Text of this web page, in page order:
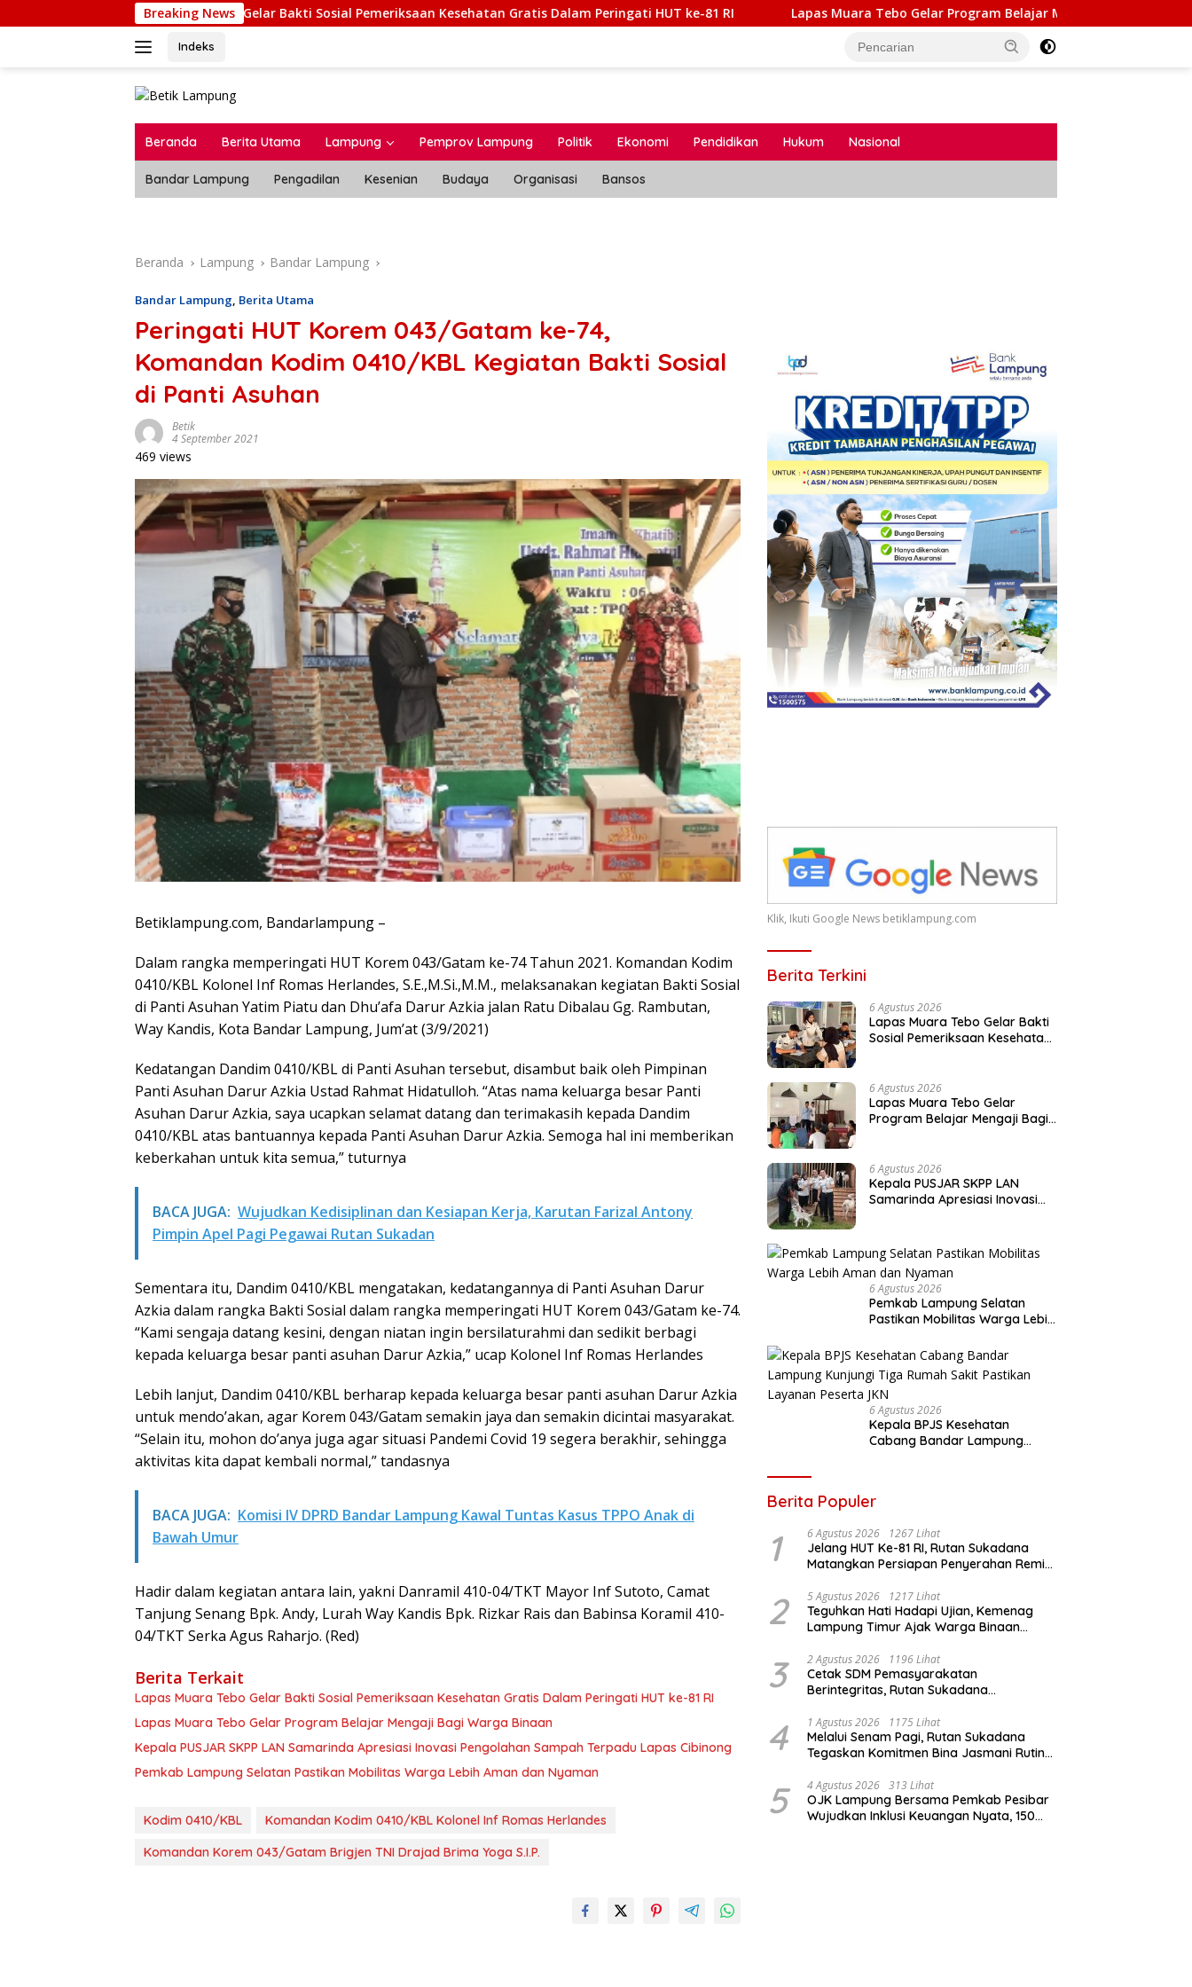
ke
Breaking News
Lapas Muara Tebo Gelar Bakti Sosial Pemeriksaan Kesehatan Gratis Dalam Peringati HUT ke-81 RI Lapas Muara Tebo Gelar Program Belajar Mengaji Bagi Warga Binaan
Indeks
Beranda Berita Utama Lampung Pemprov Lampung Politik Ekonomi Pendidikan Hukum Nasional
Bandar Lampung Pengadilan Kesenian Budaya Organisasi Bansos
Beranda Lampung Bandar Lampung
Bandar Lampung, Berita Utama
Peringati HUT Korem 043/Gatam ke-74,
Komandan Kodim 0410/KBL Kegiatan Bakti Sosial
di Panti Asuhan
Betik
4 September 2021
469 views
Betiklampung.com, Bandarlampung –
Dalam rangka memperingati HUT Korem 043/Gatam ke-74 Tahun 2021. Komandan Kodim
0410/KBL Kolonel Inf Romas Herlandes, S.E.,M.Si.,M.M., melaksanakan kegiatan Bakti Sosial
di Panti Asuhan Yatim Piatu dan Dhu’afa Darur Azkia jalan Ratu Dibalau Gg. Rambutan,
Way Kandis, Kota Bandar Lampung, Jum’at (3/9/2021)
Kedatangan Dandim 0410/KBL di Panti Asuhan tersebut, disambut baik oleh Pimpinan
Panti Asuhan Darur Azkia Ustad Rahmat Hidatulloh. “Atas nama keluarga besar Panti
Asuhan Darur Azkia, saya ucapkan selamat datang dan terimakasih kepada Dandim
0410/KBL atas bantuannya kepada Panti Asuhan Darur Azkia. Semoga hal ini memberikan
keberkahan untuk kita semua,” tuturnya
BACA JUGA: Wujudkan Kedisiplinan dan Kesiapan Kerja, Karutan Farizal Antony
Pimpin Apel Pagi Pegawai Rutan Sukadan
Sementara itu, Dandim 0410/KBL mengatakan, kedatangannya di Panti Asuhan Darur
Azkia dalam rangka Bakti Sosial dalam rangka memperingati HUT Korem 043/Gatam ke-74.
“Kami sengaja datang kesini, dengan niatan ingin bersilaturahmi dan sedikit berbagi
kepada keluarga besar panti asuhan Darur Azkia,” ucap Kolonel Inf Romas Herlandes
Lebih lanjut, Dandim 0410/KBL berharap kepada keluarga besar panti asuhan Darur Azkia
untuk mendo’akan, agar Korem 043/Gatam semakin jaya dan semakin dicintai masyarakat.
“Selain itu, mohon do’anya juga agar situasi Pandemi Covid 19 segera berakhir, sehingga
aktivitas kita dapat kembali normal,” tandasnya
BACA JUGA: Komisi IV DPRD Bandar Lampung Kawal Tuntas Kasus TPPO Anak di
Bawah Umur
Hadir dalam kegiatan antara lain, yakni Danramil 410-04/TKT Mayor Inf Sutoto, Camat
Tanjung Senang Bpk. Andy, Lurah Way Kandis Bpk. Rizkar Rais dan Babinsa Koramil 410-
04/TKT Serka Agus Raharjo. (Red)
Berita Terkait
Lapas Muara Tebo Gelar Bakti Sosial Pemeriksaan Kesehatan Gratis Dalam Peringati HUT ke-81 RI
Lapas Muara Tebo Gelar Program Belajar Mengaji Bagi Warga Binaan
Kepala PUSJAR SKPP LAN Samarinda Apresiasi Inovasi Pengolahan Sampah Terpadu Lapas Cibinong
Pemkab Lampung Selatan Pastikan Mobilitas Warga Lebih Aman dan Nyaman
Kodim 0410/KBL
Komandan Kodim 0410/KBL Kolonel Inf Romas Herlandes
Komandan Korem 043/Gatam Brigjen TNI Drajad Brima Yoga S.I.P.
Klik, Ikuti Google News betiklampung.com
Berita Terkini
6 Agustus 2026
Lapas Muara Tebo Gelar Bakti
Sosial Pemeriksaan Kesehatan
6 Agustus 2026
Lapas Muara Tebo Gelar
Program Belajar Mengaji Bagi
6 Agustus 2026
Kepala PUSJAR SKPP LAN
Samarinda Apresiasi Inovasi
6 Agustus 2026
Pemkab Lampung Selatan
Pastikan Mobilitas Warga Lebih
6 Agustus 2026
Kepala BPJS Kesehatan
Cabang Bandar Lampung
Berita Populer
1 6 Agustus 2026 1267 Lihat
Jelang HUT Ke-81 RI, Rutan Sukadana
Matangkan Persiapan Penyerahan Remisi
2 5 Agustus 2026 1217 Lihat
Teguhkan Hati Hadapi Ujian, Kemenag
Lampung Timur Ajak Warga Binaan
3 2 Agustus 2026 1196 Lihat
Cetak SDM Pemasyarakatan
Berintegritas, Rutan Sukadana
2024
4 1 Agustus 2026 1175 Lihat
Melalui Senam Pagi, Rutan Sukadana
Tegaskan Komitmen Bina Jasmani Rutin
5 4 Agustus 2026 313 Lihat
OJK Lampung Bersama Pemkab Pesibar
Wujudkan Inklusi Keuangan Nyata, 150